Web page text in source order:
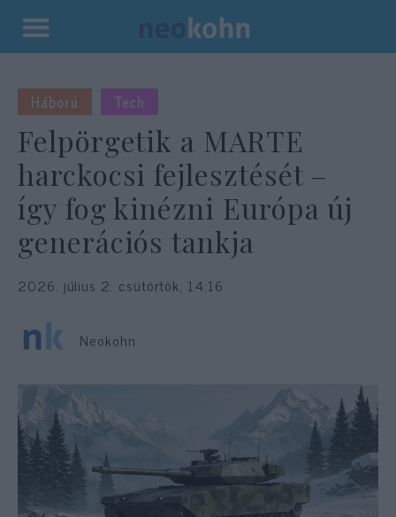
Kilépés
tartalomba
Háború Tech
Felpörgetik a MARTE
harckocsi fejlesztését –
így fog kinézni Európa új
generációs tankja
2026. július 2. csütörtök, 14:16
Neokohn